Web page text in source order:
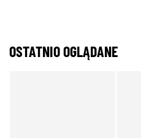
OSTATNIO OGLĄDANE